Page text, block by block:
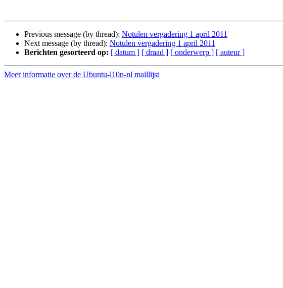
Previous message (by thread): Notulen vergadering 1 april 2011
Next message (by thread): Notulen vergadering 1 april 2011
Berichten gesorteerd op: [ datum ] [ draad ] [ onderwerp ] [ auteur ]
Meer informatie over de Ubuntu-l10n-nl maillijst